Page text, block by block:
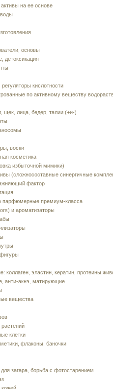
на ее основе
основы
детоксикация
кислотности
по активному веществу
щек, лица, бедер, талии (+и-)
воски
косметика
избыточной мимики)
(сложносоставные синергичные
фактор
парфюмерные премиум-класса
и ароматизаторы
коллаген, эластин, кератин, протеины
анти-акнэ, матирующие
вещества
клетки
флаконы, баночки
загара, борьба с фотостарением